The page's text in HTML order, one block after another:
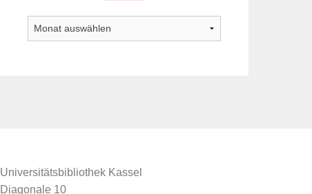
Archiv
Universitätsbibliothek Kassel
Diagonale 10